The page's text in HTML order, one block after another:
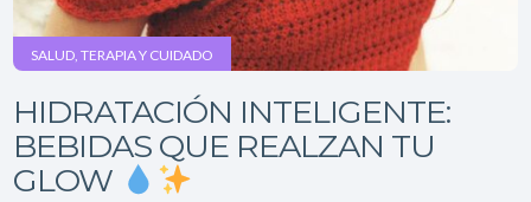
SALUD, TERAPIA Y CUIDADO
HIDRATACIÓN INTELIGENTE:
BEBIDAS QUE REALZAN TU
GLOW